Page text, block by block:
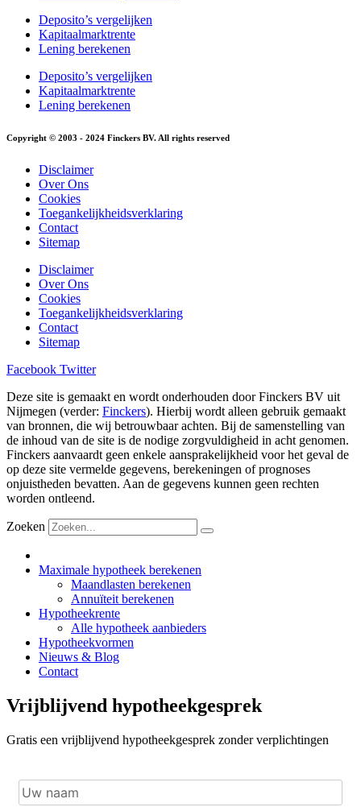
Deposito’s vergelijken
Kapitaalmarktrente
Lening berekenen
Deposito’s vergelijken
Kapitaalmarktrente
Lening berekenen
Copyright © 2003 - 2024 Finckers BV. All rights reserved
Disclaimer
Over Ons
Cookies
Toegankelijkheidsverklaring
Contact
Sitemap
Disclaimer
Over Ons
Cookies
Toegankelijkheidsverklaring
Contact
Sitemap
Facebook Twitter
Deze site is gemaakt en wordt onderhouden door Finckers BV uit
Nijmegen (verder: Finckers). Hierbij wordt alleen gebruik gemaakt
van bronnen, die wij betrouwbaar achten. Bij de samenstelling van
de inhoud van de site is de nodige zorgvuldigheid in acht genomen.
Finckers aanvaardt geen enkele aansprakelijkheid voor het geval de
op deze site vermelde gegevens, berekeningen of prognoses
onjuistheden bevatten. Aan de gegevens kunnen geen rechten
worden ontleend.
Zoeken
Maximale hypotheek berekenen
Maandlasten berekenen
Annuïteit berekenen
Hypotheekrente
Alle hypotheek aanbieders
Hypotheekvormen
Nieuws & Blog
Contact
Vrijblijvend hypotheekgesprek
Gratis een vrijblijvend hypotheekgesprek zonder verplichtingen